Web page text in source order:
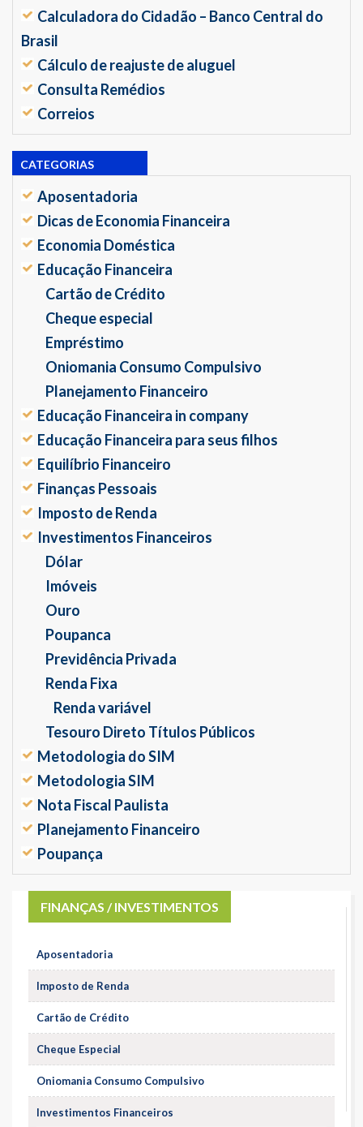
Calculadora do Cidadão – Banco Central do
Brasil
Cálculo de reajuste de aluguel
Consulta Remédios
Correios
CATEGORIAS
Aposentadoria
Dicas de Economia Financeira
Economia Doméstica
Educação Financeira
Cartão de Crédito
Cheque especial
Empréstimo
Oniomania Consumo Compulsivo
Planejamento Financeiro
Educação Financeira in company
Educação Financeira para seus filhos
Equilíbrio Financeiro
Finanças Pessoais
Imposto de Renda
Investimentos Financeiros
Dólar
Imóveis
Ouro
Poupanca
Previdência Privada
Renda Fixa
Renda variável
Tesouro Direto Títulos Públicos
Metodologia do SIM
Metodologia SIM
Nota Fiscal Paulista
Planejamento Financeiro
Poupança
FINANÇAS / INVESTIMENTOS
Aposentadoria
Imposto de Renda
Cartão de Crédito
Cheque Especial
Oniomania Consumo Compulsivo
Investimentos Financeiros